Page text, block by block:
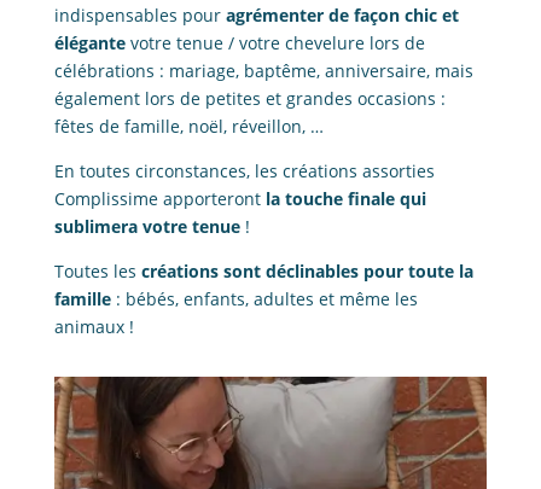
indispensables pouragrémenter de façon chic et
élégantevotre tenue / votre chevelure lors de
célébrations : mariage, baptême, anniversaire, mais
également lors de petites et grandes occasions :
fêtes de famille, noël, réveillon, …
En toutes circonstances, les créations assorties
Complissime apporteront la touche finale qui
sublimera votre tenue !
Toutes les créations sont déclinables pour toute la
famille: bébés, enfants, adultes et même les
animaux !